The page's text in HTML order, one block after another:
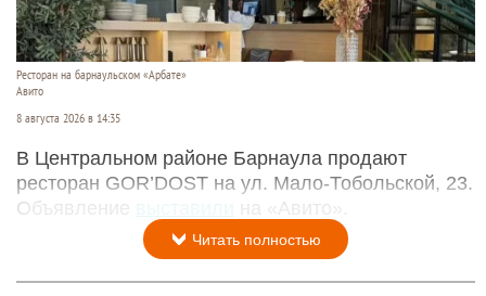
Ресторан на барнаульском «Арбате»
Авито
8 августа 2026 в 14:35
В Центральном районе Барнаула продают
ресторан GOR’DOST на ул. Мало-Тобольской, 23.
Объявление
на «Авито».
Читать полностью